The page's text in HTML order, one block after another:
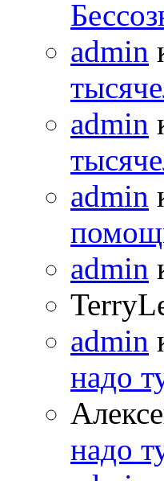
admin
admin
admin
admin
admin
надо
надо